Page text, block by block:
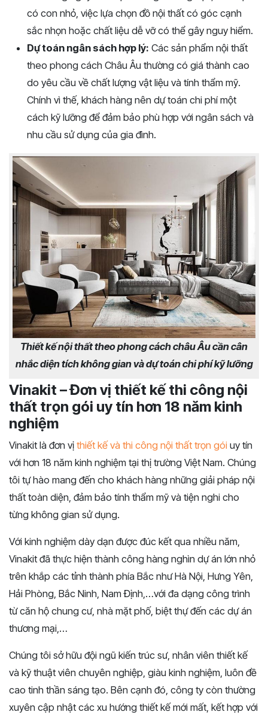
có con nhỏ, việc lựa chọn đồ nội thất có góc cạnh
sắc nhọn hoặc chất liệu dễ vỡ có thể gây nguy hiểm.
Dự toán ngân sách hợp lý: Các sản phẩm nội thất
theo phong cách Châu Âu thường có giá thành cao
do yêu cầu về chất lượng vật liệu và tính thẩm mỹ.
Chính vì thế, khách hàng nên dự toán chi phí một
cách kỹ lưỡng để đảm bảo phù hợp với ngân sách và
nhu cầu sử dụng của gia đình.
Thiết kế nội thất theo phong cách châu Âu cần cân
nhắc diện tích không gian và dự toán chi phí kỹ lưỡng
Vinakit – Đơn vị thiết kế thi công nội
thất trọn gói uy tín hơn 18 năm kinh
nghiệm
Vinakit là đơn vị thiết kế và thi công nội thất trọn gói uy tín
với hơn 18 năm kinh nghiệm tại thị trường Việt Nam. Chúng
tôi tự hào mang đến cho khách hàng những giải pháp nội
thất toàn diện, đảm bảo tính thẩm mỹ và tiện nghi cho
từng không gian sử dụng.
Với kinh nghiệm dày dạn được đúc kết qua nhiều năm,
Vinakit đã thực hiện thành công hàng nghìn dự án lớn nhỏ
trên khắp các tỉnh thành phía Bắc như Hà Nội, Hưng Yên,
Hải Phòng, Bắc Ninh, Nam Định,…với đa dạng công trình
từ căn hộ chung cư, nhà mặt phố, biệt thự đến các dự án
thương mại,…
Chúng tôi sở hữu đội ngũ kiến trúc sư, nhân viên thiết kế
và kỹ thuật viên chuyên nghiệp, giàu kinh nghiệm, luôn đề
cao tinh thần sáng tạo. Bên cạnh đó, công ty còn thường
xuyên cập nhật các xu hướng thiết kế mới mất, kết hợp với